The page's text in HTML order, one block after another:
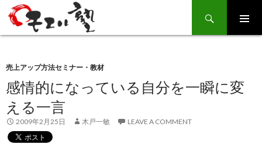
Search
SKIP
TO
売上アップ方法セミナー・教材
感情的になっている自分を一瞬に変
える一言
2009年2月25日 木戸一敏 LEAVE A COMMENT